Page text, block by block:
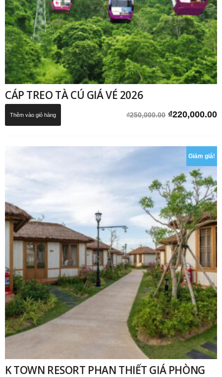
CÁP TREO TÀ CÚ GIÁ VÉ 2026
₫250,000.00 Giá
₫250,000.00.
₫220,000.00
Thêm vào giỏ hàng
Giảm giá!
K TOWN RESORT PHAN THIẾT GIÁ PHÒNG